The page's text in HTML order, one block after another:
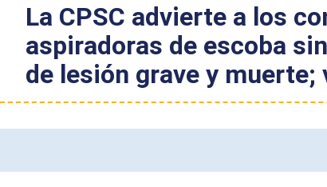
La CPSC advierte a los
aspiradoras de escoba
de lesión grave y